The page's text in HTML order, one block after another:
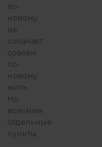
по-
новому
не
означает
совсем
по-
новому
жить.
Но
возьмем
отдельные
пункты.